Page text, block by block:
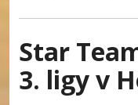
Star
3. ligy v